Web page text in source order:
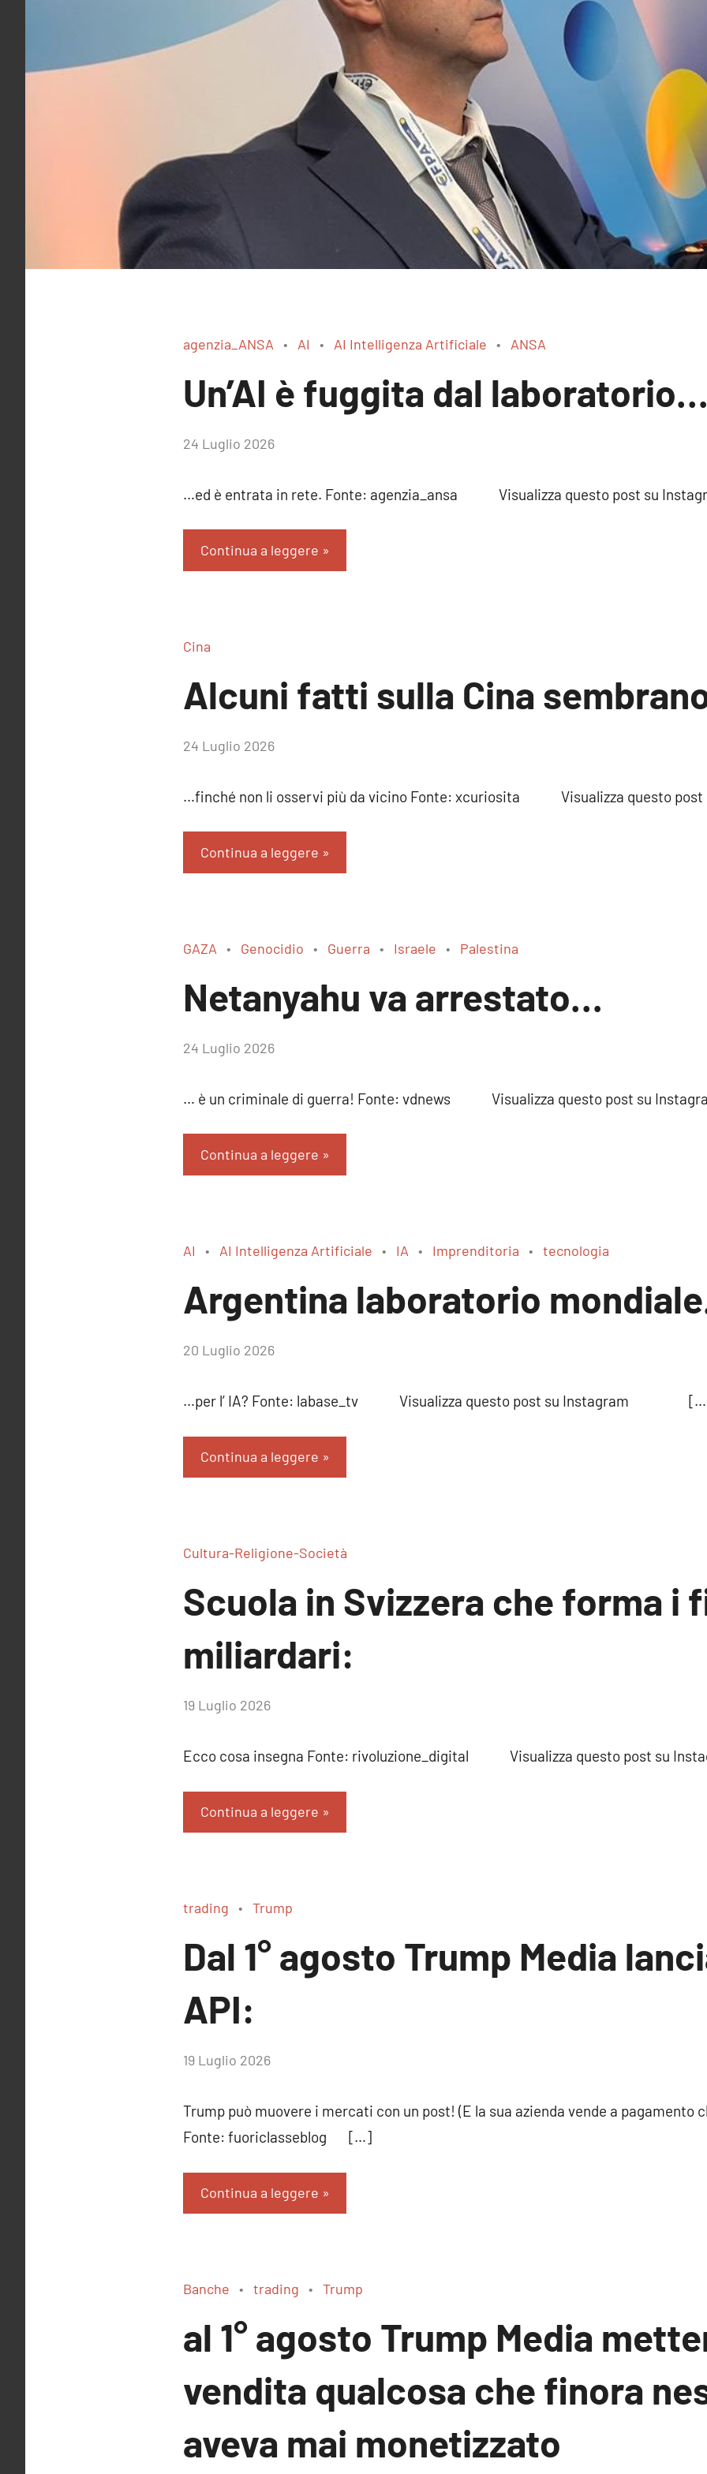
agenzia_ANSA AI AI Intelligenza Artificiale ANSA
Un’AI è fuggita dal laboratorio…
di
24 Luglio 2026
…ed è entrata in rete. Fonte: agenzia_ansa Visualizza questo post su
Continua a leggere
Cina
Alcuni fatti sulla Cina
di
24 Luglio 2026
…finché non li osservi più da vicino Fonte: xcuriosita Visualizza questo
Continua a leggere
GAZA Genocidio Guerra Israele Palestina
Netanyahu va arrestato…
di
24 Luglio 2026
… è un criminale di guerra! Fonte: vdnews Visualizza questo post su
Continua a leggere
AI AI Intelligenza Artificiale IA Imprenditoria tecnologia
Argentina laboratorio
di
20 Luglio 2026
…per l’ IA? Fonte: labase_tv Visualizza questo post su Instagram
Continua a leggere
Cultura-Religione-Società
Scuola in Svizzera che forma i
miliardari:
di
19 Luglio 2026
Ecco cosa insegna Fonte: rivoluzione_digital Visualizza questo post
Continua a leggere
trading Trump
Dal 1° agosto Trump Media
API:
di
19 Luglio 2026
Trump può muovere i mercati con un post! (E la sua azienda vende a pagamento
Fonte: fuoriclasseblog […]
Continua a leggere
Banche trading Trump
al 1° agosto Trump Media
vendita qualcosa che finora
aveva mai monetizzato